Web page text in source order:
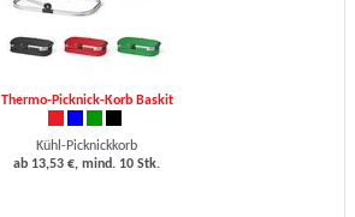
Thermo-Picknick-Korb Baskit
Kühl-Picknickkorb
ab 13,53 €, mind. 10 Stk.